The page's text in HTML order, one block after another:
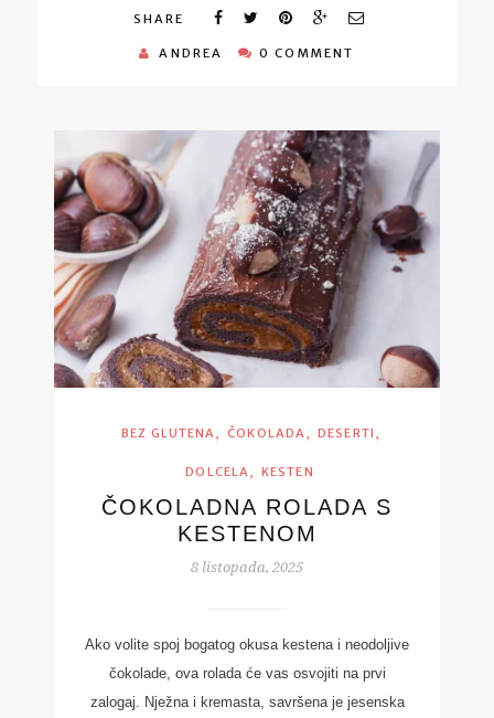
SHARE
ANDREA 0 COMMENT
BEZ GLUTENA, ČOKOLADA, DESERTI ,
DOLCELA, KESTEN
ČOKOLADNA ROLADA S
KESTENOM
8 listopada, 2025
Ako volite spoj bogatog okusa kestena i neodoljive
čokolade, ova rolada će vas osvojiti na prvi
zalogaj. Nježna i kremasta, savršena je jesenska